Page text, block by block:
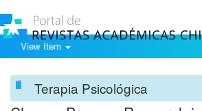
View Item
Terapia Psicológica